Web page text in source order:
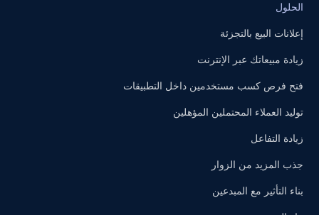
الحلول
إعلانات البيع بالتجزئة
زيادة مبيعاتك عبر الإنترنت
فتح فرص كسب مستخدمين داخل التطبيقات
توليد العملاء المحتملين المؤهلين
زيادة التفاعل
جذب المزيد من الزوار
بناء التأثير مع المبدعين